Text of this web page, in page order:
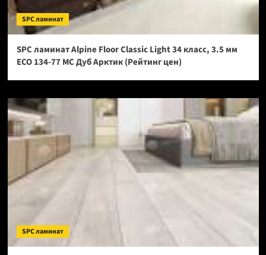
SPC ламинат
SPC ламинат Alpine Floor Classic Light 34 класс, 3.5 мм
ECO 134-77 МС Дуб Арктик (Рейтинг цен)
SPC ламинат